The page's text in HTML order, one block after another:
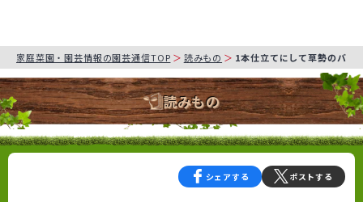
家庭菜園・園芸情報の園芸通信TOP 読みもの 1本仕立てにして草勢のバラ
読みもの
シェアする ポストする